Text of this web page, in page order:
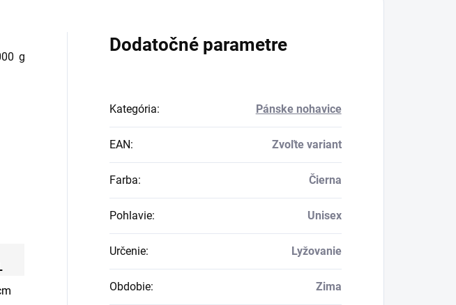
g
Dodatočné parametre
Kategória: Pánske nohavice
EAN: Zvoľte variant
Farba: Čierna
Pohlavie: Unisex
Určenie: Lyžovanie
Obdobie: Zima